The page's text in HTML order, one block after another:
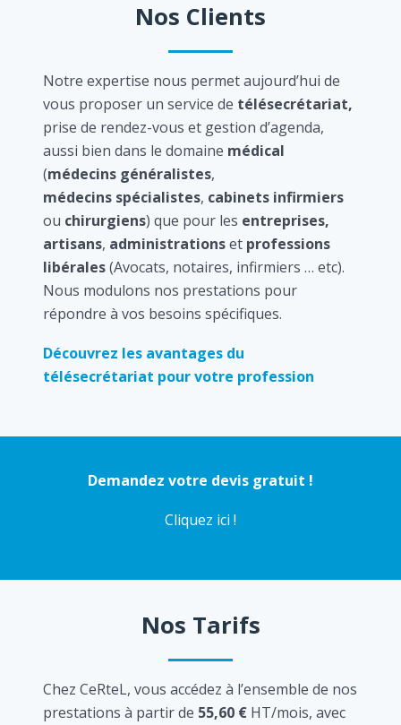
Nos Clients
Notre expertise nous permet aujourd’hui de
vous proposer un service de télésecrétariat,
prise de rendez-vous et gestion d’agenda,
aussi bien dans le domaine médical
(médecins généralistes,
médecins spécialistes, cabinets infirmiers
ou chirurgiens) que pour les entreprises,
artisans, administrationset professions
libérales(Avocats, notaires, infirmiers … etc).
Nous modulons nos prestations pour
répondre à vos besoins spécifiques.
Découvrez les avantages du
télésecrétariat pour votre profession
Demandez votre devis gratuit !
Cliquez ici !
Nos Tarifs
Chez CeRteL, vous accédez à l’ensemble de nos
prestations à partir de 55,60 € HT/mois, avec